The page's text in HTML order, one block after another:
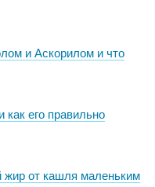
и Аскорилом и что
его правильно
жир от кашля маленьким